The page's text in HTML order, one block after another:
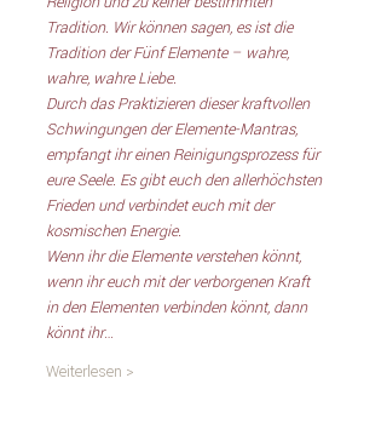
Tradition. Wir können sagen, es ist die
Tradition der Fünf Elemente – wahre,
wahre, wahre Liebe.
Durch das Praktizieren dieser kraftvollen
Schwingungen der Elemente-Mantras,
empfangt ihr einen Reinigungsprozess für
eure Seele. Es gibt euch den allerhöchsten
Frieden und verbindet euch mit der
kosmischen Energie.
Wenn ihr die Elemente verstehen könnt,
wenn ihr euch mit der verborgenen Kraft
in den Elementen verbinden könnt, dann
könnt ihr…
Weiterlesen >